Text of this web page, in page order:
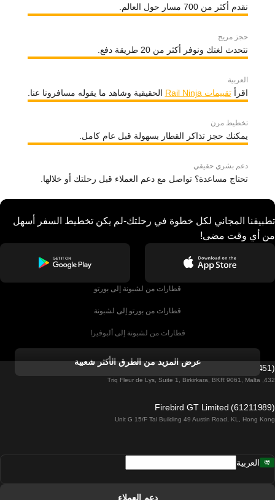
نقدم أكثر من 700 مسار حول العالم.
حجز مريح
نتحدث لغتك ونوفر أكثر من 20 طريقة دفع.
العربية
اقرأتقييمات Rail Ninja الحقيقية وشاهد ما يقوله مسافرونا عنا.
تخطيط مرن
يمكنك حجز تذاكر القطار بسهولة قبل عام كامل.
دعم بشري حقيقي
تحتاج مساعدة؟ تواصل مع دعم العملاء قبل رحلتك أو خلالها.
تطبيقنا المجاني لكل خطوة في رحلتك-لم يكن تخطيط السفر أسهل
من أي وقت مضى!
قطارات من لشبونة إلى بورتو
قطارات من بورتو إلى لشبونة
قطارات من لشبونة إلى ألبوفيرا
قطارات من ألبوفيرا إلى لشبونة
قطارات من لشبونة إلى لاغوس
قطارات من لشبونة إلى مدريد
عرض المزيد من الطرق الأكثر شعبية
Firebird GT Limited (OC 1451)
432, Triq Fleur de Lys, Suite 1, Birkirkara, BKR 9061, Malta
Firebird GT Limited (61211989)
Unit G 15/F Tal Building 49 Austin Road, KL, Hong Kong
العربية
دعم العملاء